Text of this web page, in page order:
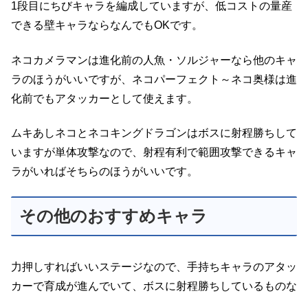
1段目にちびキャラを編成していますが、低コストの量産
できる壁キャラならなんでもOKです。
ネコカメラマンは進化前の人魚・ソルジャーなら他のキャ
ラのほうがいいですが、ネコパーフェクト～ネコ奥様は進
化前でもアタッカーとして使えます。
ムキあしネコとネコキングドラゴンはボスに射程勝ちして
いますが単体攻撃なので、射程有利で範囲攻撃できるキャ
ラがいればそちらのほうがいいです。
その他のおすすめキャラ
力押しすればいいステージなので、手持ちキャラのアタッ
カーで育成が進んでいて、ボスに射程勝ちしているものな